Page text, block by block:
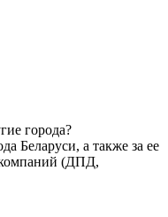
города?
Беларуси, а также за ее
(ДПД,